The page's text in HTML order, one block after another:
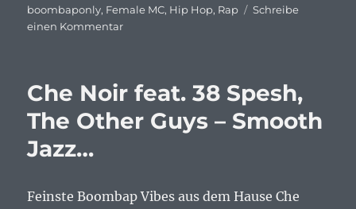
am
boombaponly, Female MC, Hip Hop, Rap
Schreibe
einen Kommentarzu
What
on…
Che Noir feat. 38 Spesh,
The Other Guys – Smooth
Jazz…
Feinste Boombap Vibes aus dem Hause Che